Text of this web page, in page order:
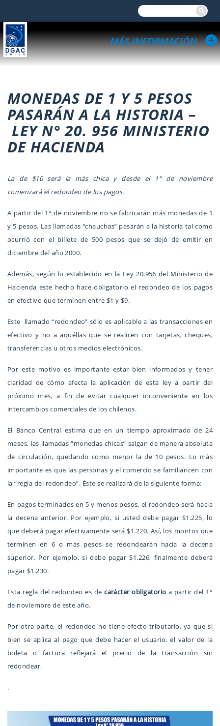
MONEDAS DE 1 Y 5 PESOS
PASARÁN A LA HISTORIA –
LEY N° 20. 956 MINISTERIO
DE HACIENDA
La de $10 será la más chica y desde el 1° de noviembre
comenzará el redondeo de los pagos.
A partir del 1° de noviembre no se fabricarán más monedas de 1
y 5 pesos. Las llamadas “chauchas” pasarán a la historia tal como
ocurrió con el billete de 500 pesos que se dejó de emitir en
diciembre del año 2000.
Además, según lo establecido en la Ley 20.956 del Ministerio de
Hacienda este hecho hace obligatorio el redondeo de los pagos
en efectivo que terminen entre $1 y $9.
Este llamado “redondeo” sólo es aplicable a las transacciones en
efectivo y no a aquéllas que se realicen con tarjetas, cheques,
transferencias u otros medios electrónicos.
Por este motivo es importante estar bien informados y tener
claridad de cómo afecta la aplicación de esta ley a partir del
próximo mes, a fin de evitar cualquier inconveniente en los
intercambios comerciales de los chilenos.
El Banco Central estima que en un tiempo aproximado de 24
meses, las llamadas “monedas chicas” salgan de manera absoluta
de circulación, quedando como menor la de 10 pesos. Lo más
importante es que las personas y el comercio se familiaricen con
la “regla del redondeo”. Éste se realizará de la siguiente forma:
En pagos terminados en 5 y menos pesos, el redondeo será hacia
la decena anterior. Por ejemplo, si usted debe pagar $1.225, lo
que deberá pagar efectivamente será $1.220. Así, los montos que
terminen en 6 o más pesos se redondearán hacia la decena
superior. Por ejemplo, si debe pagar $1.226, finalmente deberá
pagar $1.230.
Esta regla del redondeo es de carácter obligatorio a partir del 1°
de noviembre de este año.
Por otra parte, el redondeo no tiene efecto tributario, ya que si
bien se aplica al pago que debe hacer el usuario, el valor de la
boleta o factura reflejará el precio de la transacción sin
redondear.
.